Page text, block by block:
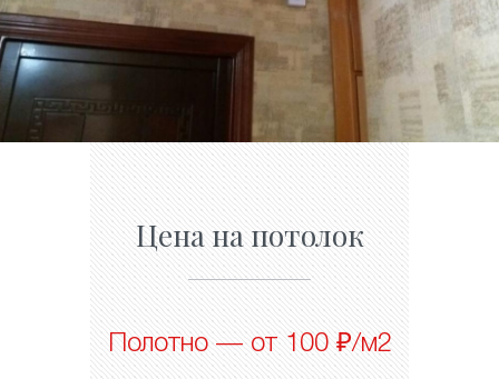
Цена на потолок
Полотно — от 100 ₽/м2